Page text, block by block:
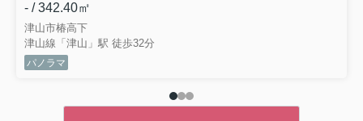
- / 342.40㎡
津山市椿高下
津山線「津山」駅 徒歩32分
パノラマ